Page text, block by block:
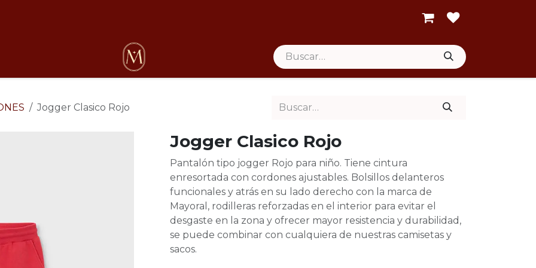
Jogger Clasico Rojo
Jogger Clasico Rojo
Pantalón tipo jogger Rojo para niño. Tiene cintura
enresortada con cordones ajustables. Bolsillos delanteros
funcionales y atrás en su lado derecho con la marca de
Mayoral, rodilleras reforzadas en el interior para evitar el
desgaste en la zona y ofrecer mayor resistencia y durabilidad,
se puede combinar con cualquiera de nuestras camisetas y
sacos.